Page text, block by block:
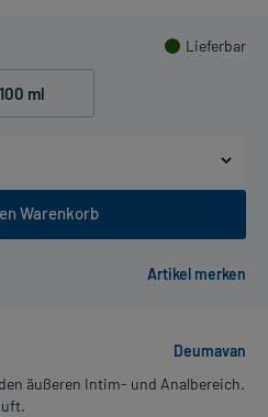
Lieferbar
100 ml
Warenkorb
Deumavan
äußeren Intim- und Analbereich.